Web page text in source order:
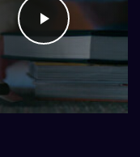
Videoyu
Oynat